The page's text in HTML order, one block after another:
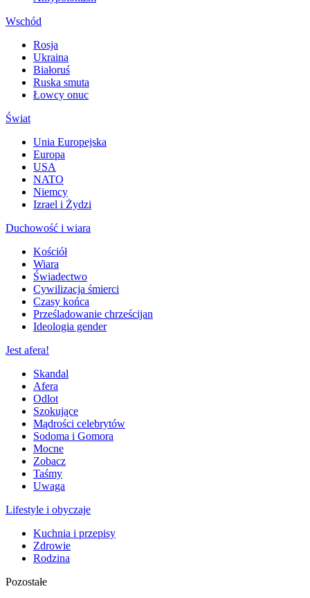
Wschód
Rosja
Ukraina
Białoruś
Ruska smuta
Łowcy onuc
Świat
Unia Europejska
Europa
USA
NATO
Niemcy
Izrael i Żydzi
Duchowość i wiara
Kościół
Wiara
Świadectwo
Cywilizacja śmierci
Czasy końca
Prześladowanie chrześcijan
Ideologia gender
Jest afera!
Skandal
Afera
Odlot
Szokujące
Mądrości celebrytów
Sodoma i Gomora
Mocne
Zobacz
Taśmy
Uwaga
Lifestyle i obyczaje
Kuchnia i przepisy
Zdrowie
Rodzina
Pozostałe